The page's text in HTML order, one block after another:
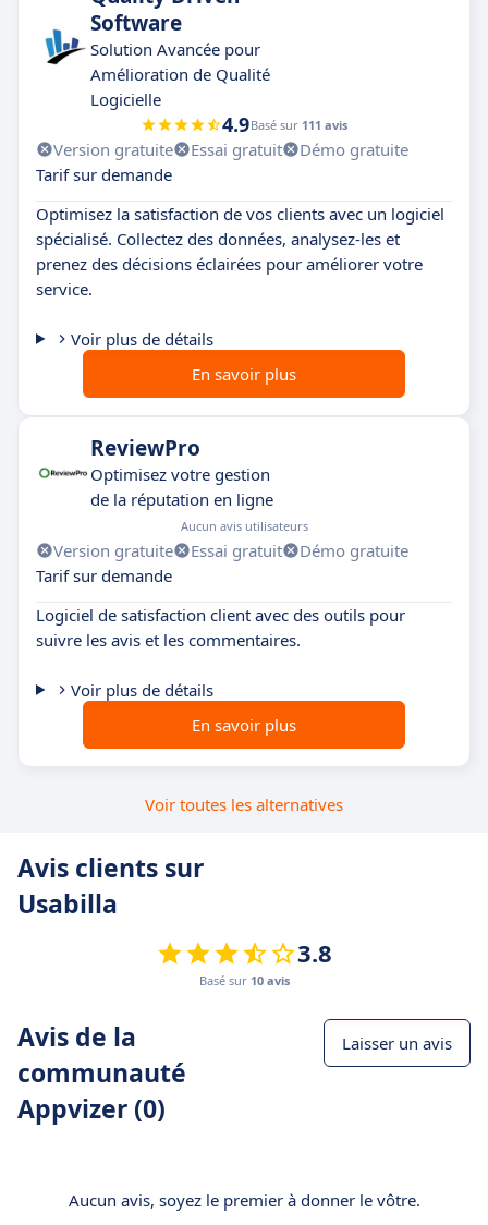
Software
Solution Avancée pour
Amélioration de Qualité
Logicielle
4.9Basé sur 111 avis
Version gratuite Essai gratuit
Démo gratuite
Tarif sur demande
Optimisez la satisfaction de vos clients avec un logiciel
spécialisé. Collectez des données, analysez-les et
prenez des décisions éclairées pour améliorer votre
service.
Voir plus de détails
En savoir plus
ReviewPro
Optimisez votre gestion
de la réputation en ligne
Aucun avis utilisateurs
Version gratuite Essai gratuit
Démo gratuite
Tarif sur demande
Logiciel de satisfaction client avec des outils pour
suivre les avis et les commentaires.
Voir plus de détails
En savoir plus
Voir toutes les alternatives
Avis clients sur
Usabilla
3.8
Basé sur 10 avis
Avis de la
communauté
Appvizer (0)
Laisser un avis
Aucun avis, soyez le premier à donner le vôtre.